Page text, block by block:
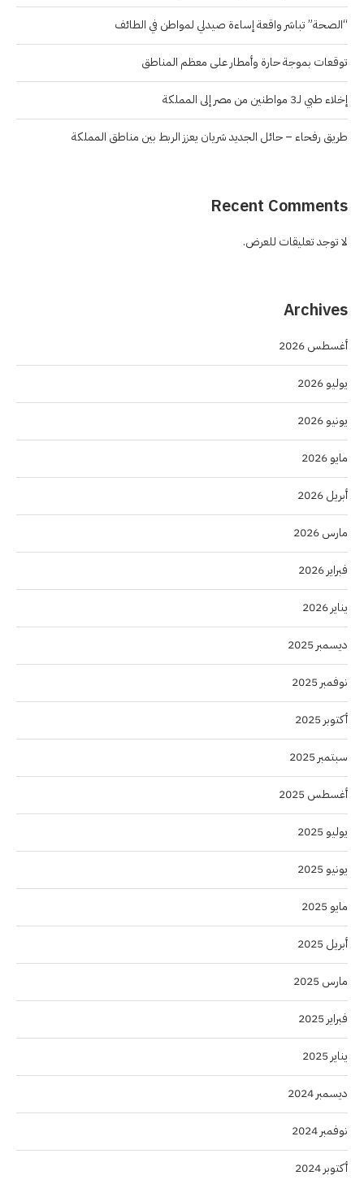
“الصحة” تباشر واقعة إساءة صيدلي لمواطن في الطائف
توقعات بموجة حارة وأمطار على معظم المناطق
إخلاء طبي لـ3 مواطنين من مصر إلى المملكة
طريق رفحاء – حائل الجديد شريان يعزز الربط بين مناطق المملكة
Recent Comments
لا توجد تعليقات للعرض.
Archives
أغسطس 2026
يوليو 2026
يونيو 2026
مايو 2026
أبريل 2026
مارس 2026
فبراير 2026
يناير 2026
ديسمبر 2025
نوفمبر 2025
أكتوبر 2025
سبتمبر 2025
أغسطس 2025
يوليو 2025
يونيو 2025
مايو 2025
أبريل 2025
مارس 2025
فبراير 2025
يناير 2025
ديسمبر 2024
نوفمبر 2024
أكتوبر 2024